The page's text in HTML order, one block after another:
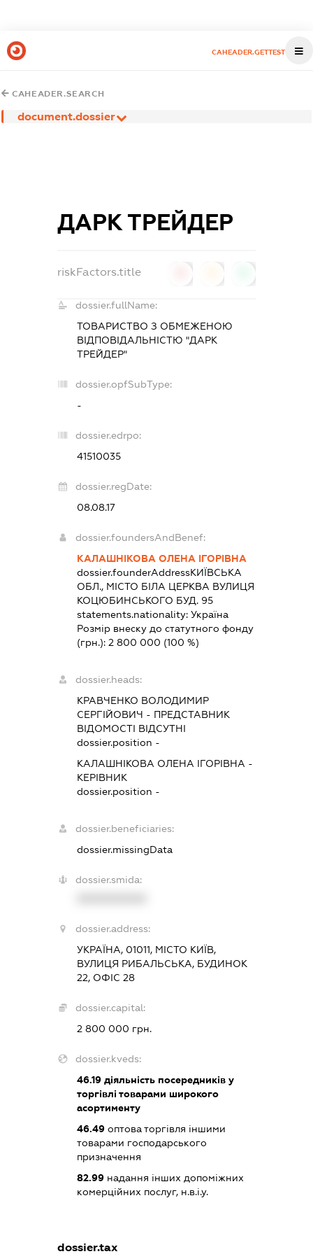
CAHEADER.GETTEST
CAHEADER.SEARCH
document.dossier
ДАРК ТРЕЙДЕР
riskFactors.title
dossier.fullName:
ТОВАРИСТВО З ОБМЕЖЕНОЮ
ВІДПОВІДАЛЬНІСТЮ "ДАРК
ТРЕЙДЕР"
dossier.opfSubType:
-
dossier.edrpo:
41510035
dossier.regDate:
08.08.17
dossier.foundersAndBenef:
КАЛАШНІКОВА ОЛЕНА ІГОРІВНА
dossier.founderAddressКИЇВСЬКА
ОБЛ., МІСТО БІЛА ЦЕРКВА ВУЛИЦЯ
КОЦЮБИНСЬКОГО БУД. 95
statements.nationality:Україна
Розмір внеску до статутного фонду
(грн.):2 800 000 (100 %)
dossier.heads:
КРАВЧЕНКО ВОЛОДИМИР
СЕРГІЙОВИЧ - ПРЕДСТАВНИК
ВІДОМОСТІ ВІДСУТНІ
dossier.position -
КАЛАШНІКОВА ОЛЕНА ІГОРІВНА -
КЕРІВНИК
dossier.position -
dossier.beneficiaries:
dossier.missingData
dossier.smida:
dossier.address:
УКРАЇНА, 01011, МІСТО КИЇВ,
ВУЛИЦЯ РИБАЛЬСЬКА, БУДИНОК
22, ОФІС 28
dossier.capital:
2 800 000 грн.
dossier.kveds:
46.19 діяльність посередників у
торгівлі товарами широкого
асортименту
46.49 оптова торгівля іншими
товарами господарського
призначення
82.99 надання інших допоміжних
комерційних послуг, н.в.і.у.
dossier.tax